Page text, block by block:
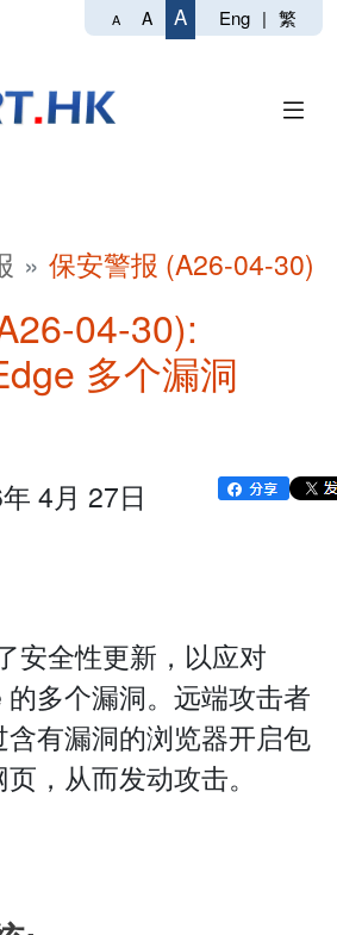
A A A Eng | 繁
保安警报 (A26-04-30)
04-30):
多个漏洞
4月 27日
安全性更新，以应对
多个漏洞。远端攻击者
有漏洞的浏览器开启包
，从而发动攻击。